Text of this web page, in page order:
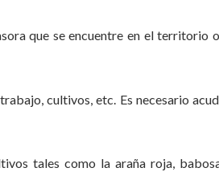
que se encuentre en el territorio
cultivos, etc. Es necesario
tales como la araña roja,